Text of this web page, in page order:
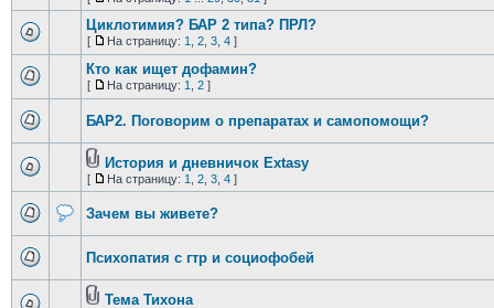
Циклотимия? БАР 2 типа? ПРЛ?
[ На страницу: 1 2, 3, 4]
Кто как ищет дофамин?
[ На страницу: 1 2]
БАР2. Поговорим о препаратах и самопомощи?
История и дневничок Extasy
[ На страницу: 1 2, 3, 4]
Зачем вы живете?
Психопатия с гтр и социофобей
Тема Тихона